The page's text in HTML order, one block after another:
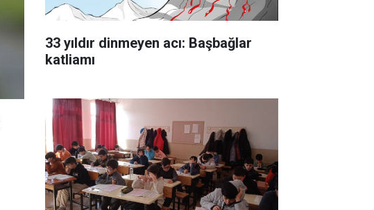
33 yıldır dinmeyen acı: Başbağlar
katliamı